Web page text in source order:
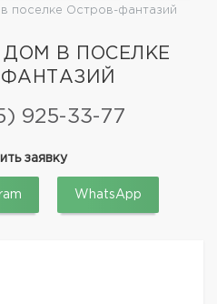
поселке Остров-фантазий
В ПОСЕЛКЕ
925-33-77
заявку
WhatsApp